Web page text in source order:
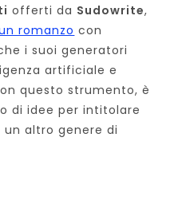
offerti da Sudowrite,
romanzo con
i suoi generatori
artificiale e
questo strumento, è
di idee per intitolare
altro genere di